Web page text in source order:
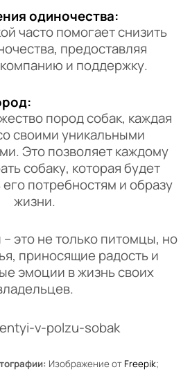
одиночества:
часто помогает снизить
предоставляя
и поддержку.
пород собак, каждая
своими уникальными
Это позволяет каждому
собаку, которая будет
его потребностям и образу
жизни.
это не только питомцы, но
приносящие радость и
эмоции в жизнь своих
Изображение от Freepik;